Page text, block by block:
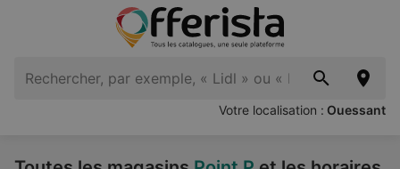
Votre localisation : Ouessant